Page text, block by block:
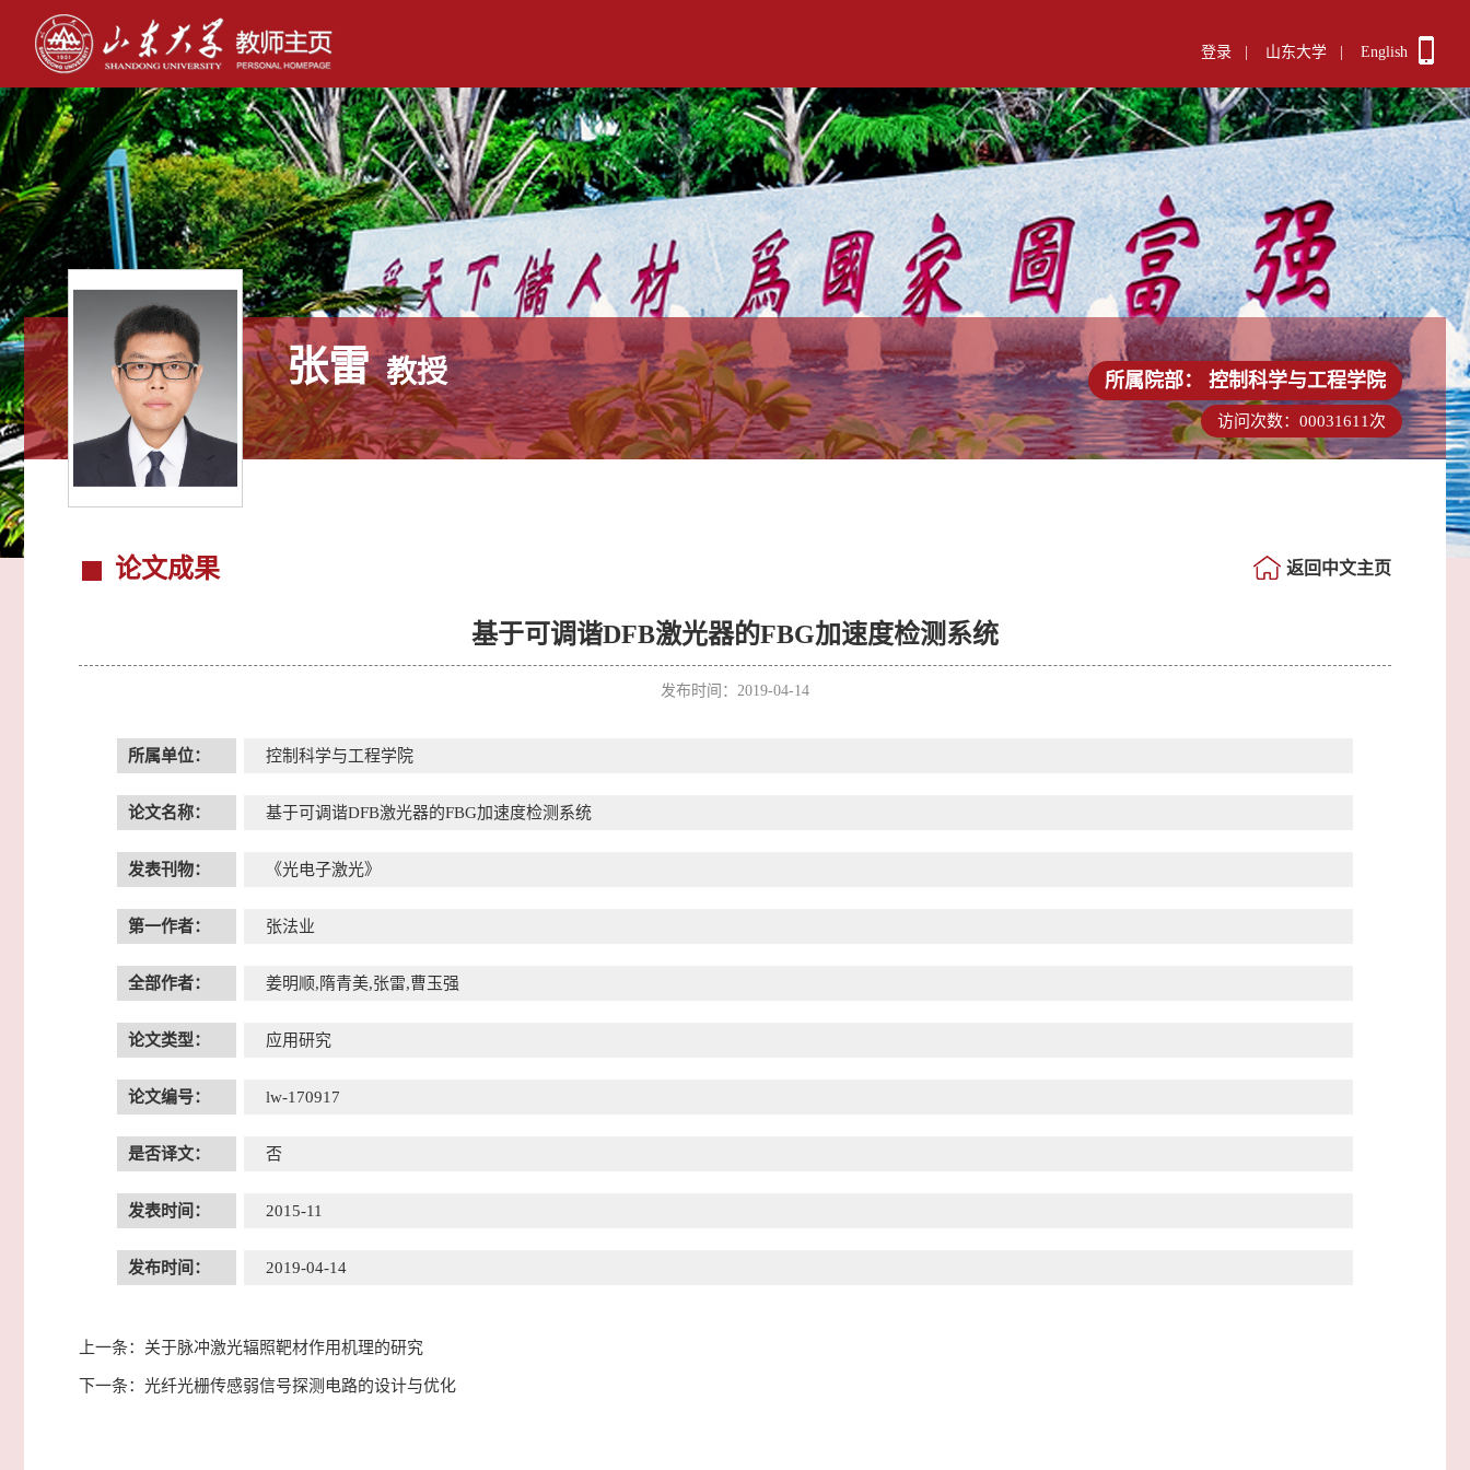
登录 山东大学 English
张雷 教授 所属院部： 控制科学与工程学院
访问次数： 00031611 次
论文成果 返回中文主页
基于可调谐DFB激光器的FBG加速度检测系统
发布时间：2019-04-14
所属单位： 控制科学与工程学院
论文名称： 基于可调谐DFB激光器的FBG加速度检测系统
发表刊物： 《光电子激光》
第一作者： 张法业
全部作者： 姜明顺,隋青美,张雷,曹玉强
论文类型： 应用研究
论文编号： lw-170917
是否译文： 否
发表时间： 2015-11
发布时间： 2019-04-14
上一条： 关于脉冲激光辐照靶材作用机理的研究
下一条： 光纤光栅传感弱信号探测电路的设计与优化